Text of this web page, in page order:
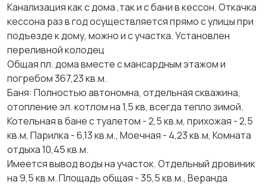
Канализация как с дома ,так и с бани в кессон. Откачка
кессона раз в год осуществляется прямо с улицы при
подъезде к дому, можно и с участка. Установлен
переливной колодец
Общая пл. дома вместе с мансардным этажом и
погребом 367,23 кв.м.
Баня: Полностью автономна, отдельная скважина,
отопление эл. котлом на 1,5 кв, всегда тепло зимой.
Котельная в бане с туалетом - 2,5 кв.м, прихожая - 2,5
кв.м, Парилка - 6,13 кв.м., Моечная - 4,23 кв.м, Комната
отдыха 10,45 кв.м.
Имеется вывод воды на участок. Отдельный дровиник
на 9,5 кв.м. Площадь общая - 35,5 кв.м., Веранда